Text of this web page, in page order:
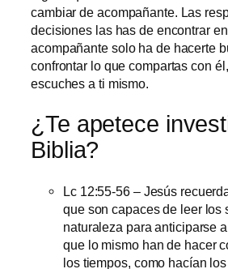
cambiar de acompañante. Las
decisiones las has de encontrar
acompañante solo ha de hacerte
confrontar lo que compartas con
escuches a ti mismo.
¿Te apetece
Biblia?
Lc 12:55-56 – Jesús
que son capaces de leer los
naturaleza para anticiparse
que lo mismo han de hacer
los tiempos, como hacían